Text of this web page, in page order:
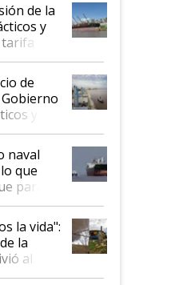
de la
y
de
de
y
naval
que
parado
la vida":
la
al